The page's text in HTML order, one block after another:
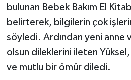
bulunan Bebek Bakım El
belirterek, bilgilerin çok
söyledi. Ardından yeni anne
olsun dileklerini ileten Yüksel,
ve mutlu bir ömür diledi.